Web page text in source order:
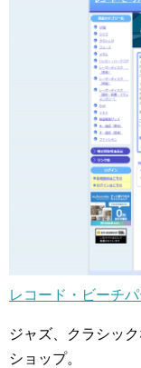
レコード・ビーチ
ジャズ、クラシッ
ショップ。